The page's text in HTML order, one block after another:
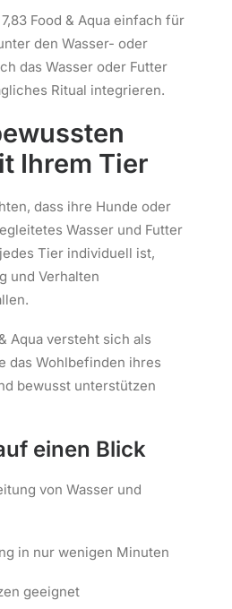
Food & Aqua einfach für
den Wasser- oder
das Wasser oder Futter
Ritual integrieren.
Ihrem Tier
dass ihre Hunde oder
Wasser und Futter
Tier individuell ist,
und Verhalten
Aqua versteht sich als
das Wohlbefinden ihres
bewusst unterstützen
einen Blick
von Wasser und
in nur wenigen Minuten
geeignet